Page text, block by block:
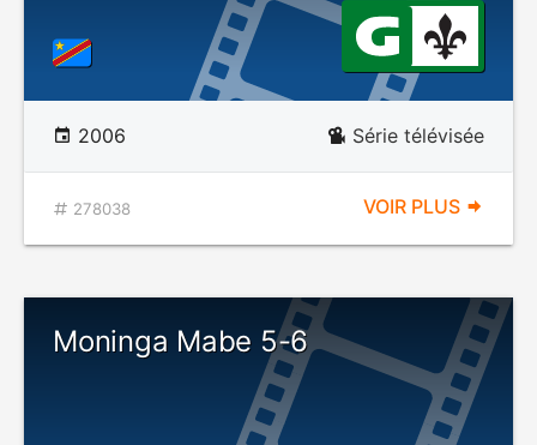
2006 Série télévisée
278038 VOIR PLUS
Moninga Mabe 5-6